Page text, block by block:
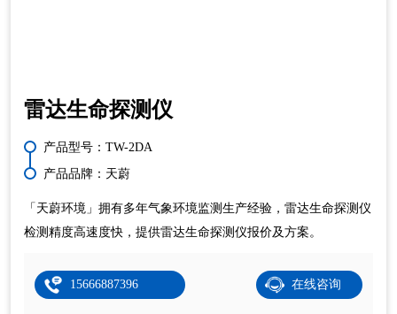
雷达生命探测仪
产品型号：TW-2DA
产品品牌：天蔚
「天蔚环境」拥有多年气象环境监测生产经验，雷达生命探测仪
检测精度高速度快，提供雷达生命探测仪报价及方案。
15666887396 在线咨询